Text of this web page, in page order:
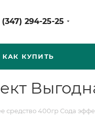
(347) 294-25-25
КАК КУПИТЬ
средство 400гр Сода